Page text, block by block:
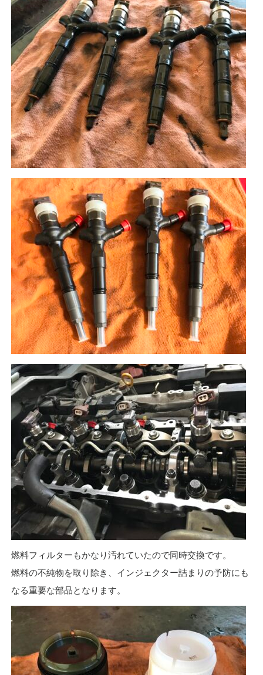
燃料フィルターもかなり汚れていたので同時交換です。
燃料の不純物を取り除き、インジェクター詰まりの予防にも
なる重要な部品となります。